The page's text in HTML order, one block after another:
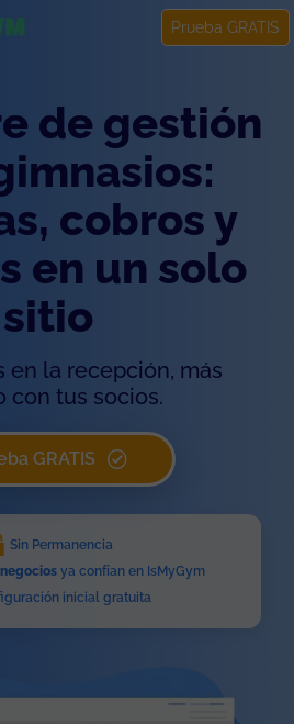
Prueba GRATIS
de gestión
cobros y
en un solo
sitio
en la recepción, más
con tus socios.
GRATIS
Sin Permanencia
ya confían en IsMyGym
inicial gratuita